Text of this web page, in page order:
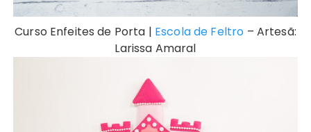
Curso Enfeites de Porta | Escola de Feltro – Artesã:
Larissa Amaral